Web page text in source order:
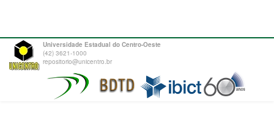
Universidade Estadual do Centro-Oeste
(42) 3621-1000
repositorio@unicentro.br